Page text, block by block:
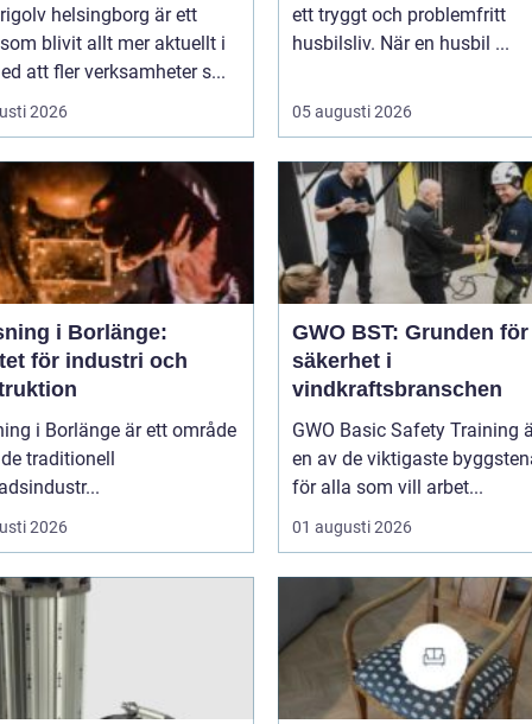
helsingborg är ett
blivit allt mer aktuellt i
att fler verksamheter s...
2026
ett tryggt och problemfritt
husbilsliv. När en husbil ...
05 augusti 2026
i Borlänge:
för industri och
i Borlänge är ett område
traditionell
2026
GWO BST: Grunden för
säkerhet i
vindkraftsbranschen
GWO Basic Safety Training
en av de viktigaste
för alla som vill arbet...
01 augusti 2026